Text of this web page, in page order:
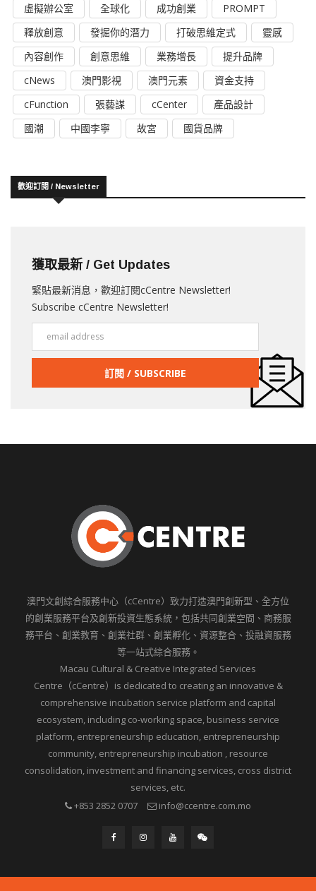
虛擬辦公室
全球化 成功創業
PROMPT
釋放創意
發掘你的潛力 打破思維定式
靈感
內容創作
創意思維 業務增長
提升品牌
cNews
澳門影視 澳門元素
資金支持
cFunction
張藝謀 cCenter
產品設計
國潮
中國李寧 故宮 國貨品牌
歡迎訂閱 / Newsletter
獲取最新 / Get Updates
緊貼最新消息，歡迎訂閱cCentre Newsletter!
Subscribe cCentre Newsletter!
澳門文創綜合服務中心（cCentre）致力打造澳門創新型、全方位
的創業服務平台及創新投資生態系統，包括共同創業空間、商務服
務平台、創業教育、創業社群、創業孵化、資源整合、投融資服務
等一站式綜合服務。
Macau Cultural & Creative Integrated Services
Centre（cCentre）is dedicated to creating an innovative &
comprehensive incubation service platform and capital
ecosystem, including co-working space, business service
platform, entrepreneurship education, entrepreneurship
community, entrepreneurship incubation , resource
consolidation, investment and financing services, cross district
services, etc.
+853 2852 0707
info@ccentre.com.mo